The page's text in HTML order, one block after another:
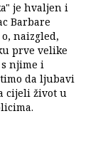
je hvaljen i
Barbare
naizgled,
prve velike
njime i
da ljubavi
cijeli život u